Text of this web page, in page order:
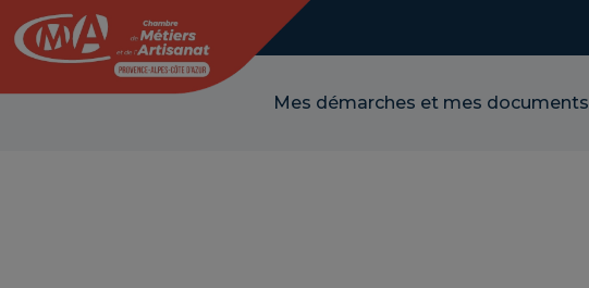
Mes démarches et mes documents
Panneau de gestion des cookies